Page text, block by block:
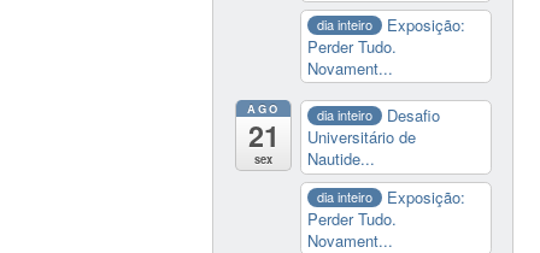
dia inteiro
Exposição:
Perder Tudo.
Novament...
AGO
21
sex
dia inteiro
Desafio
Universitário de
Nautide...
dia inteiro
Exposição:
Perder Tudo.
Novament...